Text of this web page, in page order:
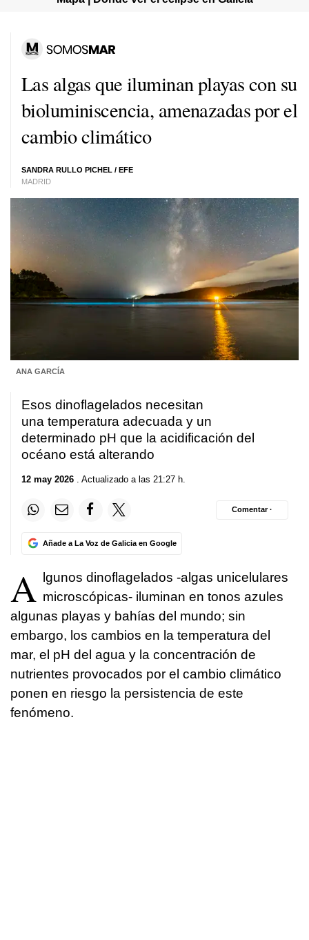
Las algas que iluminan playas con su
bioluminiscencia, amenazadas por el
cambio climático
SANDRA RULLO PICHEL / EFE
MADRID
ANA GARCÍA
Esos dinoflagelados necesitan
una temperatura adecuada y un
determinado pH que la acidificación del
océano está alterando
12 may 2026 . Actualizado a las 21:27 h.
Añade a La Voz de Galicia en Google
Comentar ·
A lgunos dinoflagelados -algas unicelulares
microscópicas- iluminan en tonos azules
algunas playas y bahías del mundo; sin
embargo, los cambios en la temperatura del
mar, el pH del agua y la concentración de
nutrientes provocados por el cambio climático
ponen en riesgo la persistencia de este
fenómeno.